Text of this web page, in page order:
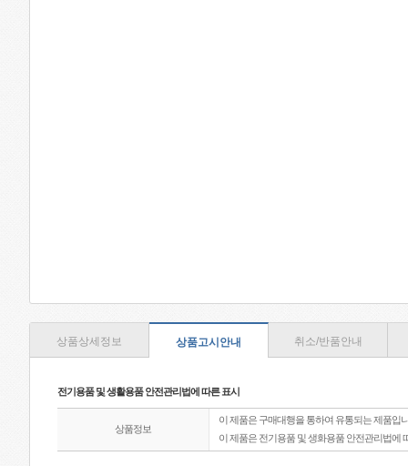
상품상세정보 상품고시안내 취소/반품안내
전기용품 및 생활용품 안전관리법에 따른 표시
상품정보
이 제품은 구매대행을 통하여 유통되는 제품입
이 제품은 전기용품 및 생화용품 안전관리법에